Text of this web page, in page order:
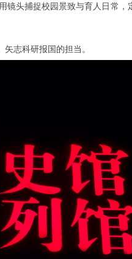
头捕捉校园景致与育人日常，
志科研报国的担当。